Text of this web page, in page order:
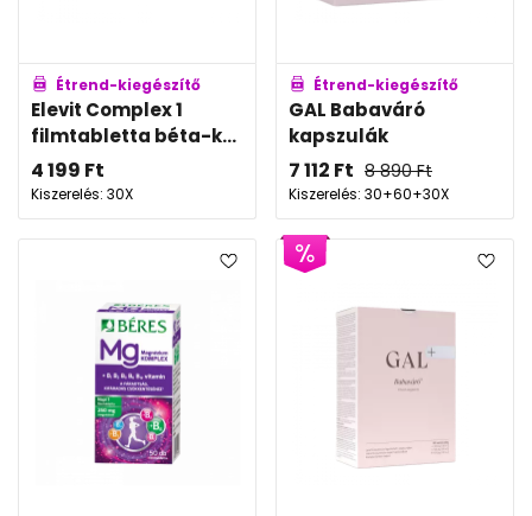
Étrend-kiegészítő
Elevit Complex 1
filmtabletta béta-k...
4 199 Ft
Kiszerelés: 30X
Étrend-kiegészítő
GAL Babaváró
kapszulák
7 112 Ft 8 890Ft
Kiszerelés: 30+60+30X